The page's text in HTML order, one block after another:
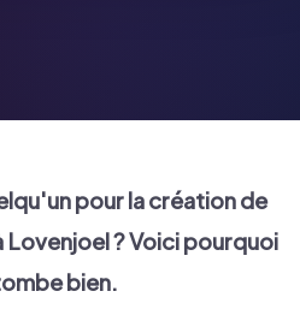
pour la création de
Lovenjoel? Voici pourquoi
bien.